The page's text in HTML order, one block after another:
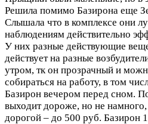
Решила помимо Базирона еще
Слышала что в комплексе они
наблюдениям действительно
У них разные действующие
действует на разные
утром, тк он прозрачный и
собираться на работу, в том
Базирон вечером перед сном.
выходит дороже, но не намного,
дорогой – до 500 руб. Базирон